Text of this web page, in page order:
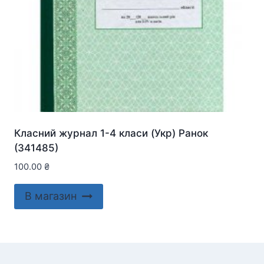
Класний журнал 1-4 класи (Укр) Ранок
(341485)
100.00 ₴
В магазин